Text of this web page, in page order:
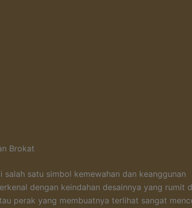
Brokat
satu simbol kemewahan dan keanggunan
dengan keindahan desainnya yang rumit
perak yang membuatnya terlihat sangat